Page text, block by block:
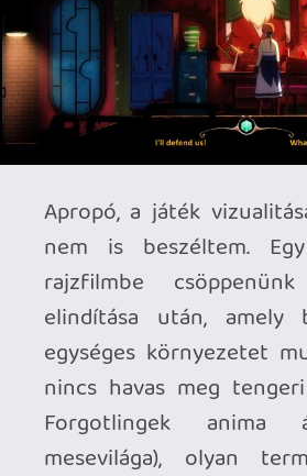
hogy tudjuk, itt
játékélménnyel gazdagodunk
Viszont a Square Enix
gondozásában kiadott program
újszerű animés stílusától lesz
nagy, hanem a gondos
melankólikus, egzisztenciális
felépített játékmenettől. A
szórakoztató és friss
emlékezetes karakterektől
gyomorszorító döntések
hagyd, hogy a magasra tornászott
ingerküszöböd miatt radar
maradjon a cucc. Forgotton
nem szabad feledésbe merülnie!